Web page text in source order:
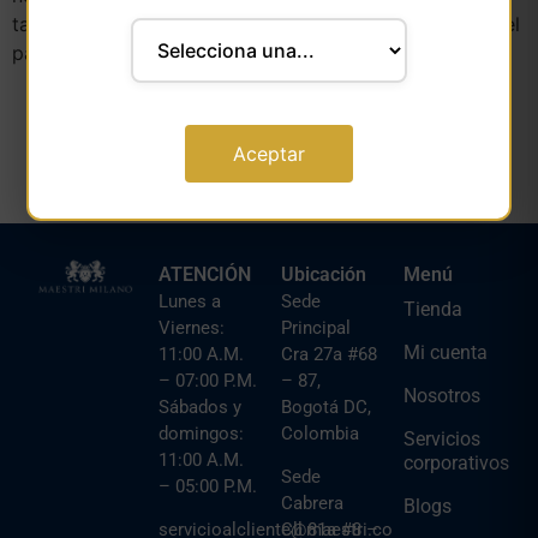
también flores blancas, como manzanilla y jazmín. En el
paladar es delicado, mineral y acidez muy fresca.
ATENCIÓN
Lunes a
Viernes:
11:00 A.M.
– 07:00 P.M.
Sábados y
domingos:
11:00 A.M.
– 05:00 P.M.
servicioalcliente@maestri.co
Ubicación
Sede
Principal
Cra 27a #68
– 87,
Bogotá DC,
Colombia
Sede
Cabrera
Cll 81a #8 –
Menú
Tienda
Mi cuenta
Nosotros
Servicios
corporativos
Blogs
Aceptar